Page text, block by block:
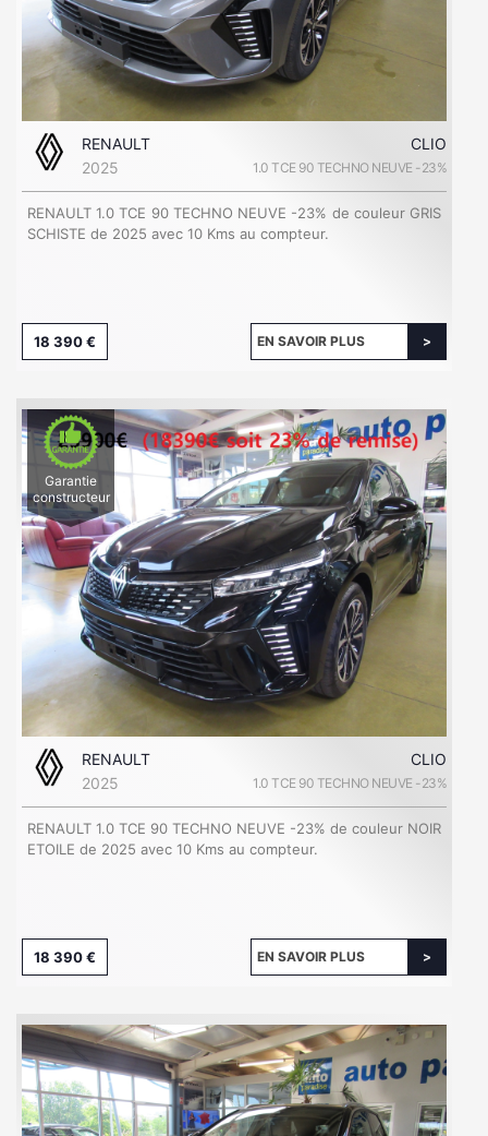
RENAULT
CLIO
2025
1.0 TCE 90 TECHNO NEUVE -23%
RENAULT 1.0 TCE 90 TECHNO NEUVE -23% de couleur GRIS
SCHISTE de 2025 avec 10 Kms au compteur.
18 390 € EN SAVOIR PLUS
Garantie
constructeur
RENAULT
CLIO
2025
1.0 TCE 90 TECHNO NEUVE -23%
RENAULT 1.0 TCE 90 TECHNO NEUVE -23% de couleur NOIR
ETOILE de 2025 avec 10 Kms au compteur.
18 390 € EN SAVOIR PLUS